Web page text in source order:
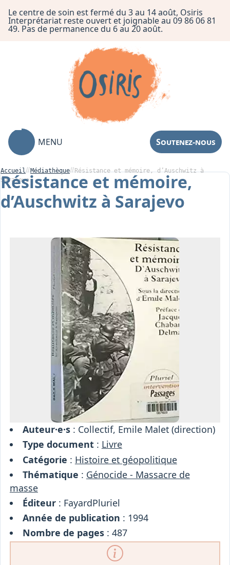
Le centre de soin est fermé du 3 au 14 août, Osiris
Interprétariat reste ouvert et joignable au 09 86 06 81
49. Pas de permanence du 6 au 20 août.
MENU Soutenez-nous
Association
Interprétariat
Ressources
Accueil Médiathèque
Résistance et mémoire, d’Auschwitz à
Sarajevo
Résistance et mémoire,
d’Auschwitz à Sarajevo
Auteur·e·s: Collectif, Emile Malet (direction)
Type document: Livre
Catégorie : Histoire et géopolitique
Thématique : Génocide - Massacre de
masse
Éditeur: FayardPluriel
Année de publication : 1994
Nombre de pages: 487